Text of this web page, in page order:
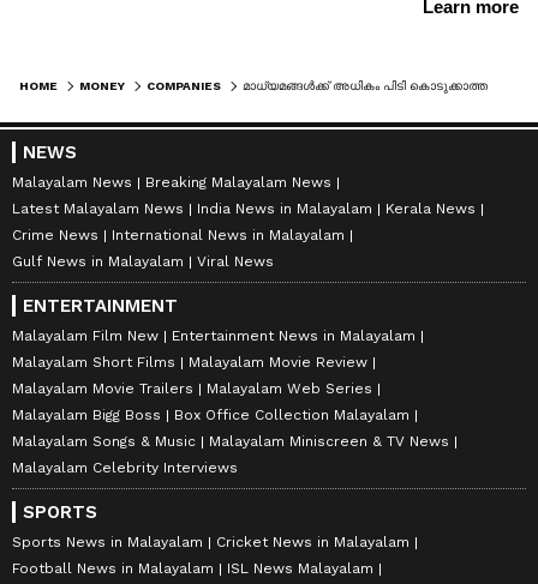
HOME MONEY COMPANIES
NEWS
Malayalam News
Breaking Malayalam News
Latest Malayalam News
India News in Malayalam
Kerala News
Crime News
International News in Malayalam
Gulf News in Malayalam
Viral News
ENTERTAINMENT
Malayalam Film New
Entertainment News in Malayalam
Malayalam Short Films
Malayalam Movie Review
Malayalam Movie Trailers
Malayalam Web Series
Malayalam Bigg Boss
Box Office Collection Malayalam
Malayalam Songs & Music
Malayalam Miniscreen & TV News
Malayalam Celebrity Interviews
SPORTS
Sports News in Malayalam
Cricket News in Malayalam
Football News in Malayalam
ISL News Malayalam